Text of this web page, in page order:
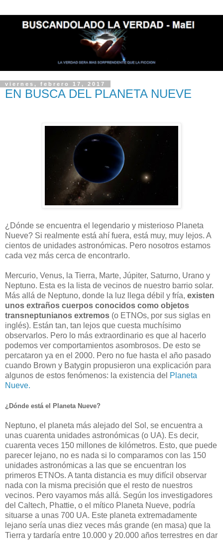
viernes, febrero 17, 2017
EN BUSCA DEL PLANETA NUEVE
¿Dónde se encuentra el legendario y misterioso Planeta
Nueve? Si realmente está ahí fuera, está muy, muy lejos. A
cientos de unidades astronómicas. Pero nosotros estamos
cada vez más cerca de encontrarlo.
Mercurio, Venus, la Tierra, Marte, Júpiter, Saturno, Urano y
Neptuno. Esta es la lista de vecinos de nuestro barrio solar.
Más allá de Neptuno, donde la luz llega débil y fría, existen
unos extraños cuerpos conocidos como objetos
transneptunianos extremos (o ETNOs, por sus siglas en
inglés). Están tan, tan lejos que cuesta muchísimo
observarlos. Pero lo más extraordinario es que al hacerlo
podemos ver comportamientos asombrosos. De esto se
percataron ya en el 2000. Pero no fue hasta el año pasado
cuando Brown y Batygin propusieron una explicación para
algunos de estos fenómenos: la existencia del Planeta
Nueve.
¿Dónde está el Planeta Nueve?
Neptuno, el planeta más alejado del Sol, se encuentra a
unas cuarenta unidades astronómicas (o UA). Es decir,
cuarenta veces 150 millones de kilómetros. Esto, que puede
parecer lejano, no es nada si lo comparamos con las 150
unidades astronómicas a las que se encuentran los
primeros ETNOs. A tanta distancia es muy difícil observar
nada con la misma precisión que el resto de nuestros
vecinos. Pero vayamos más allá. Según los investigadores
del Caltech, Phattie, o el mítico Planeta Nueve, podría
situarse a unas 700 UA. Este planeta extremadamente
lejano sería unas diez veces más grande (en masa) que la
Tierra y tardaría entre 10.000 y 20.000 años terrestres en dar